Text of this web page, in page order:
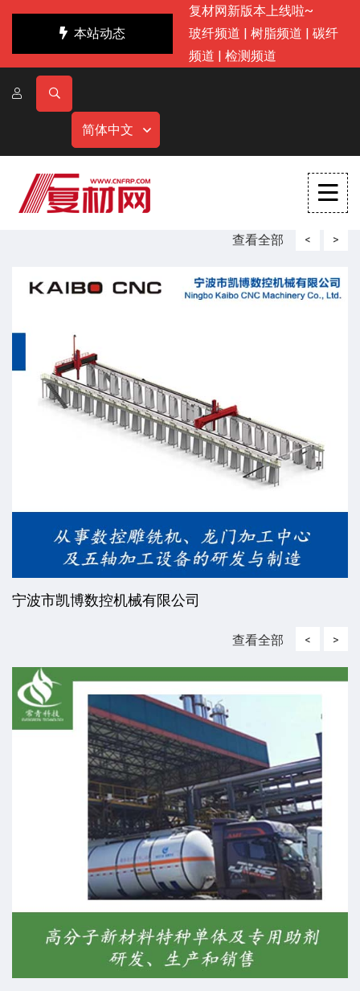
本站动态
复材网新版本上线啦~
玻纤频道 | 树脂频道 | 碳纤
频道 | 检测频道
简体中文
查看全部 <
威海东发精工机械有限责任公司
>
查看全部 < >